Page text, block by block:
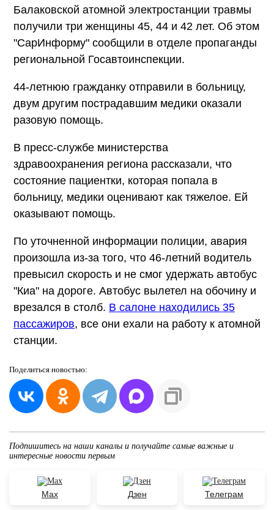
Балаковской атомной электростанции травмы
получили три женщины 45, 44 и 42 лет. Об этом
"СарИнформу" сообщили в отделе пропаганды
региональной Госавтоинспекции.
44-летнюю гражданку отправили в больницу,
двум другим пострадавшим медики оказали
разовую помощь.
В пресс-службе министерства
здравоохранения региона рассказали, что
состояние пациентки, которая попала в
больницу, медики оценивают как тяжелое. Ей
оказывают помощь.
По уточненной информации полиции, авария
произошла из-за того, что 46-летний водитель
превысил скорость и не смог удержать автобус
"Киа" на дороге. Автобус вылетел на обочину и
врезался в столб. В салоне находились 35
пассажиров, все они ехали на работу к атомной
станции.
Поделиться новостью:
Подпишитесь на наши каналы и получайте самые важные и
интересные новости первым
Max Дзен Телеграм